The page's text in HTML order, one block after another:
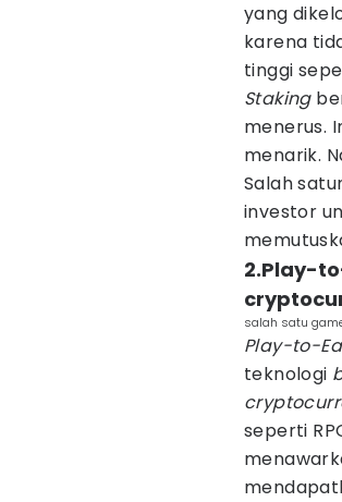
yang
karena
tinggi
Staking
menerus.
menarik.
Salah
investor
2.Play-
salah satu
Play-to-
teknologi
seperti